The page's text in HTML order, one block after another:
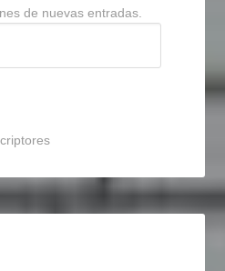
de nuevas entradas.